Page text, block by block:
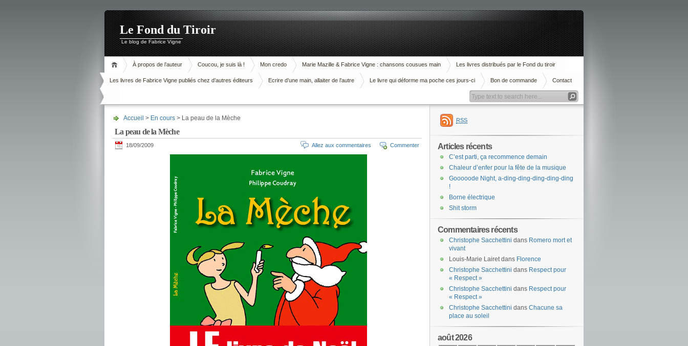
Le Fond du Tiroir
Le blog de Fabrice Vigne
À propos de l’auteur Coucou, je suis là ! Mon credo Marie Mazille & Fabrice Vigne : chansons cousues main Les livres distribués par le Fond du tiroir
Les livres de Fabrice Vigne publiés chez d’autres éditeurs Ecrire d’une main, allaiter de l’autre Le livre qui déforme ma poche ces jours-ci Bon de commande Contact
Accueil > En cours > La peau de la Mèche
La peau de la Mèche
18/09/2009 Commenter
Allez aux commentaires
RSS
Articles récents
C’est parti, ça recommence demain
Chaleur d’enfer pour la fête de la musique
Gooooode Night, a-ding-ding-ding-ding-ding
!
Borne électrique
Shit storm
Commentaires récents
Christophe Sacchettini dans Romero mort et
vivant
Louis-Marie Lairetdans Florence
Christophe Sacchettini dans Respect pour
« Respect »
Christophe Sacchettini dans Respect pour
« Respect »
Christophe Sacchettini dans Chacune sa
place au soleil
août 2026